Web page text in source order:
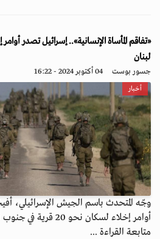
لبنان
جسور بوست 04 أكتوبر 2024 - 16:22
أخبار
وجّه المتحدث باسم الجيش الإسرائيلي،
أوامر إخلاء لسكان نحو 20 قرية في جنوب لبنان؛ ما يسلط الض...
متابعة القراءة ...